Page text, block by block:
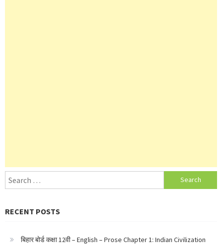
Search
for:
RECENT POSTS
बिहार बोर्ड कक्षा 12वी – English – Prose Chapter 1: Indian Civilization